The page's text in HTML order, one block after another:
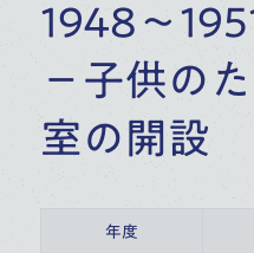
1948～
－子供の
室の開設
年度